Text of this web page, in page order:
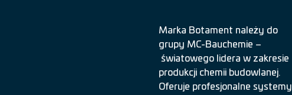
Marka Botament należy do
grupy MC-Bauchemie –
światowego lidera w zakresie
produkcji chemii budowlanej.
Oferuje profesjonalne systemy